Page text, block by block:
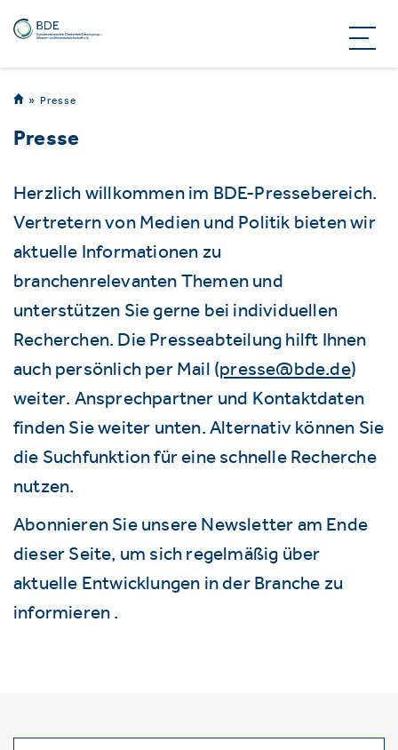
Presse
Presse
Herzlich willkommen im BDE-Pressebereich.
Vertretern von Medien und Politik bieten wir
aktuelle Informationen zu
branchenrelevanten Themen und
unterstützen Sie gerne bei individuellen
Recherchen. Die Presseabteilung hilft Ihnen
auch persönlich per Mail (presse@bde.de)
weiter. Ansprechpartner und Kontaktdaten
finden Sie weiter unten. Alternativ können Sie
die Suchfunktion für eine schnelle Recherche
nutzen.
Abonnieren Sie unsere Newsletter am Ende
dieser Seite, um sich regelmäßig über
aktuelle Entwicklungen in der Branche zu
informieren .